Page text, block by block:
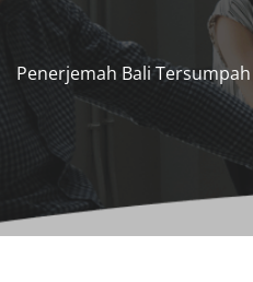
Penerjemah Bali